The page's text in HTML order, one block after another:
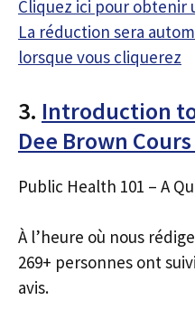
Cliquez ici pour obtenir
La réduction sera
lorsque vous cliquerez
3. Introduction
Dee Brown
Public Health 101 – A
À l’heure où nous
269+ personnes ont
avis.